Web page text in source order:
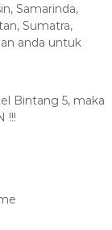
Samarinda,
Sumatra,
anda untuk
Bintang 5, maka
!!!